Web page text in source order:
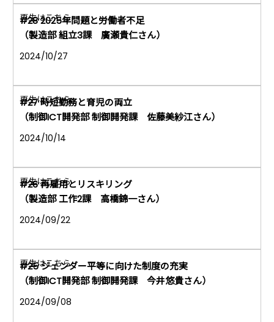
#28 2025年問題と労働者不足
（製造部 組立3課 廣瀬貴仁さん）
2024/10/27
#27 時短勤務と育児の両立
（制御ICT開発部 制御開発課 佐藤美紗江さん）
2024/10/14
#26 再雇用とリスキリング
（製造部 工作2課 高橋錦一さん）
2024/09/22
#25 ジェンダー平等に向けた制度の充実
（制御ICT開発部 制御開発課 今井悠貴さん）
2024/09/08